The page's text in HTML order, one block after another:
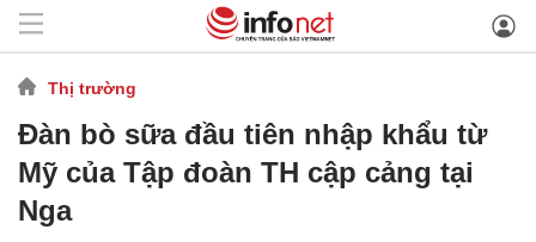
Thị trường
Đàn bò sữa đầu tiên nhập khẩu từ
Mỹ của Tập đoàn TH cập cảng tại
Nga